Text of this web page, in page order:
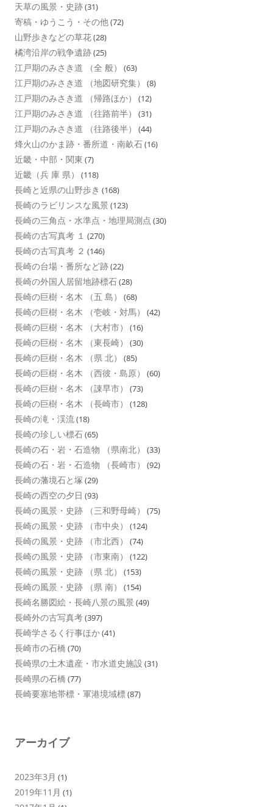
天草の風景・史跡(31)
寄稿・ゆうこう・その他(72)
山野歩きなどの草花(28)
橘湾沿岸の戦争遺跡(25)
江戸期のみさき道 （全 般） (63)
江戸期のみさき道 （地図研究集） (8)
江戸期のみさき道 （帰路ほか） (12)
江戸期のみさき道 （往路前半） (31)
江戸期のみさき道 （往路後半） (44)
烽火山のかま跡・番所道・南畝石(16)
近畿・中部・関東 (7)
近畿（兵 庫 県） (118)
長崎と近県の山野歩き (168)
長崎のラビリンスな風景 (123)
長崎の三角点・水準点・地理局測点 (30)
長崎の古写真考 １ (270)
長崎の古写真考 ２ (146)
長崎の台場・番所など跡(22)
長崎の外国人居留地跡標石(28)
長崎の巨樹・名木 （五 島） (68)
長崎の巨樹・名木 （壱岐・対馬） (42)
長崎の巨樹・名木 （大村市） (16)
長崎の巨樹・名木 （東長崎） (30)
長崎の巨樹・名木 （県 北） (85)
長崎の巨樹・名木 （西彼・島原） (60)
長崎の巨樹・名木 （諌早市） (73)
長崎の巨樹・名木 （長崎市） (128)
長崎の滝・渓流(18)
長崎の珍しい標石(65)
長崎の石・岩・石造物 （県南北） (33)
長崎の石・岩・石造物 （長崎市） (92)
長崎の藩境石と塚 (29)
長崎の西空の夕日 (93)
長崎の風景・史跡 （三和野母崎） (75)
長崎の風景・史跡 （市中央） (124)
長崎の風景・史跡 （市北西） (74)
長崎の風景・史跡 （市東南） (122)
長崎の風景・史跡 （県 北） (153)
長崎の風景・史跡 （県 南） (154)
長崎名勝図絵・長崎八景の風景 (49)
長崎外の古写真考(397)
長崎学さるく行事ほか(41)
長崎市の石橋 (70)
長崎県の土木遺産・市水道史施設 (31)
長崎県の石橋 (77)
長崎要塞地帯標・軍港境域標(87)
アーカイブ
2023年3月 (1)
2019年11月 (1)